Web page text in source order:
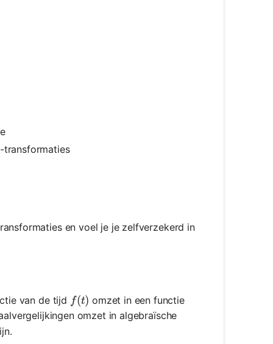
transformaties
en voel je je zelfverzekerd in
van de tijd f(t)
f(t) omzet in een functie
omzet in algebraïsche